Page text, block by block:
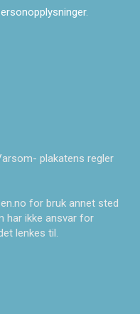
.
plakatens regler
for bruk annet sted
har ikke ansvar for
lenkes til.